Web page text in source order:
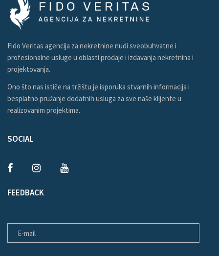
Fido Veritas agencija za nekretnine nudi sveobuhvatne i
profesionalne usluge u oblasti prodaje i izdavanja nekretnina i
projektovanja.
Ono što nas ističe na tržištu je isporuka stvarnih informacija i
besplatno pružanje dodatnih usluga za sve naše klijente u
realizovanim projektima.
SOCIAL
FEEDBACK